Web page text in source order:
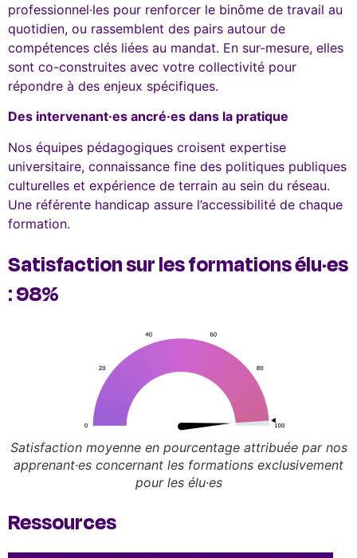
professionnel·les pour renforcer le binôme de travail au
quotidien, ou rassemblent des pairs autour de
compétences clés liées au mandat. En sur-mesure, elles
sont co-construites avec votre collectivité pour
répondre à des enjeux spécifiques.
Des intervenant·es ancré·es dans la pratique
Nos équipes pédagogiques croisent expertise
universitaire, connaissance fine des politiques publiques
culturelles et expérience de terrain au sein du réseau.
Une référente handicap assure l’accessibilité de chaque
formation.
Satisfaction sur les formations élu·es
: 98%
Satisfaction moyenne en pourcentage attribuée par nos
apprenant·es concernant les formations exclusivement
pour les élu·es
Ressources